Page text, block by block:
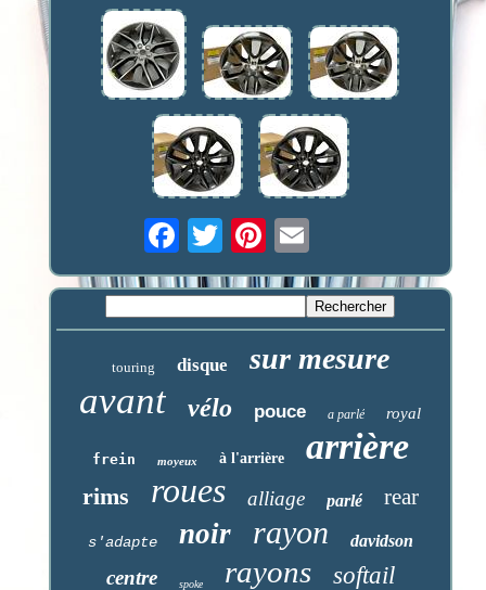
touring disque sur mesure
avant vélo pouce a parlé royal
frein moyeux à l'arrière arrière
rims roues alliage parlé rear
s'adapte noir rayon davidson
centre spoke rayons softail